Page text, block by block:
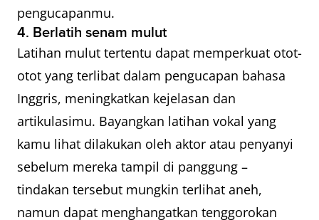
pengucapanmu.
4. Berlatih senam mulut
Latihan mulut tertentu dapat memperkuat otot-
otot yang terlibat dalam pengucapan bahasa
Inggris, meningkatkan kejelasan dan
artikulasimu. Bayangkan latihan vokal yang
kamu lihat dilakukan oleh aktor atau penyanyi
sebelum mereka tampil di panggung –
tindakan tersebut mungkin terlihat aneh,
namun dapat menghangatkan tenggorokan